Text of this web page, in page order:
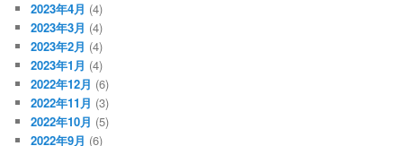
2023年4月 (4)
2023年3月 (4)
2023年2月 (4)
2023年1月 (4)
2022年12月 (6)
2022年11月 (3)
2022年10月 (5)
2022年9月 (6)